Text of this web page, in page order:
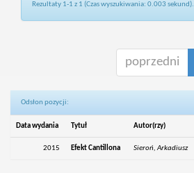
Rezultaty 1-1 z 1 (Czas wyszukiwania: 0.003 sekund).
poprzedni
Odsłon pozycji:
Data wydania Tytuł Autor(rzy)
2015 Efekt Cantillona Sieroń, Arkadiusz